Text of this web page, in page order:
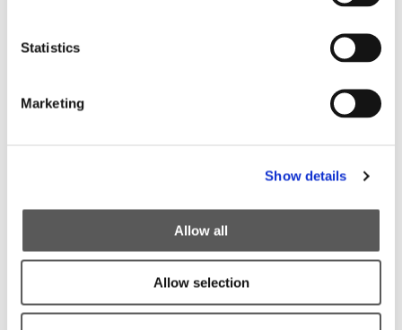
Statistics
Marketing
Show details
Allow all
Allow selection
KTM - Ready to Race